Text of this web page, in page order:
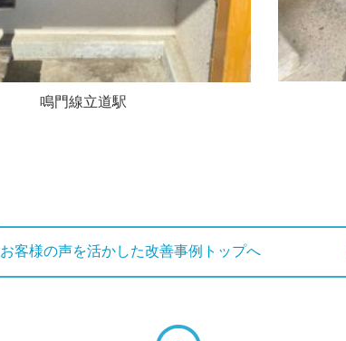
鳴門線立道駅
お客様の声を活かした改善事例トップへ